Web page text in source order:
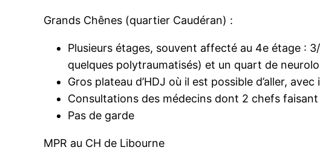
Grands Chênes (quartier Caudéran) :
Plusieurs étages, souvent affecté au 4e étage :
quelques polytraumatisés) et un quart de
Gros plateau d’HDJ où il est possible d’aller,
Consultations des médecins dont 2 chefs
Pas de garde
MPR au CH de Libourne